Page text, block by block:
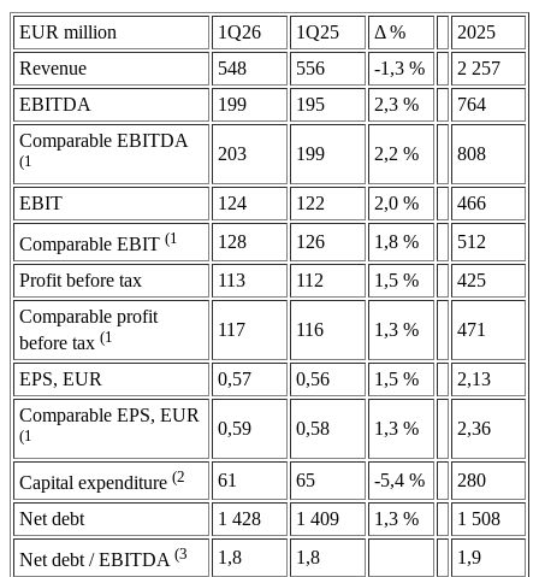
EUR million 1Q26 1Q25 Δ %
2025
Revenue
548 556 -1,3 %
2 257
EBITDA
199 195 2,3 %
764
Comparable EBITDA
(1 203 199 2,2 % 808
EBIT 124 122 2,0 % 466
Comparable EBIT (1 128 126 1,8 %
512
Profit before tax
113 112 1,5 %
425
Comparable profit
before tax (1 117 116 1,3 % 471
EPS, EUR 0,57 0,56 1,5 %
2,13
Comparable EPS, EUR
(1 0,59 0,58 1,3 % 2,36
Capital expenditure (2 61 65 -5,4 %
280
Net debt
1 428 1 409 1,3 % 1 508
Net debt / EBITDA (3 1,8 1,8
1,9